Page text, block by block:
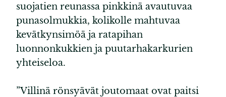
suojatien reunassa pinkkinä avautuvaa
punasolmukkia, kolikolle mahtuvaa
kevätkynsimöä ja ratapihan
luonnonkukkien ja puutarhakarkurien
yhteiseloa.
”Villinä rönsyävät joutomaat ovat paitsi